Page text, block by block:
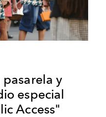
pasarela y
especial
Access"